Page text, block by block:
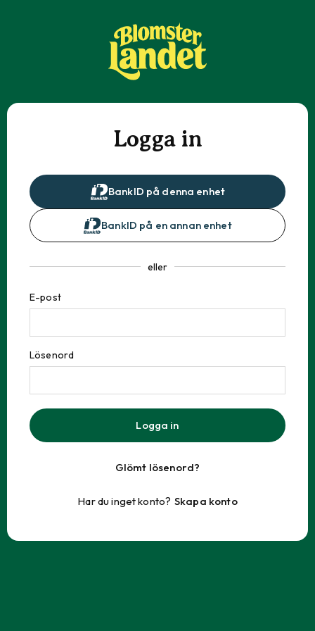
Logga in
BankID på denna enhet
BankID på en annan enhet
eller
E-post
Lösenord
Logga in
Glömt lösenord?
Har du inget konto? Skapa konto